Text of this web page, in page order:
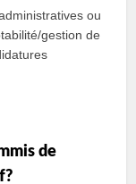
ou
gestion de
de